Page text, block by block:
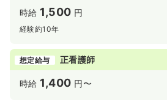
時給 1,500 円
経験約10年
想定給与 正看護師
時給 1,400 円〜